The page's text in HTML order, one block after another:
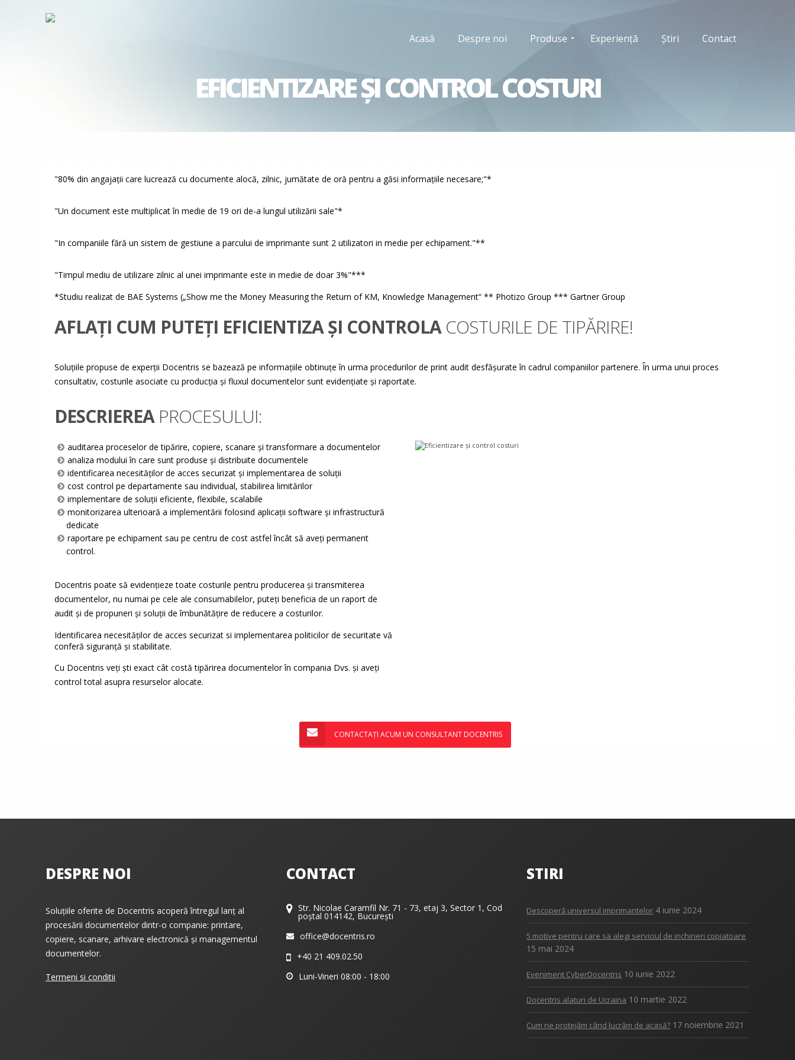
Acasă Despre noi Produse Experiență Știri Contact
EFICIENTIZARE ȘI CONTROL COSTURI
"80% din angajaţii care lucrează cu documente alocă, zilnic, jumătate de oră pentru a găsi informaţiile necesare;"*
"Un document este multiplicat în medie de 19 ori de-a lungul utilizării sale"*
"In companiile fără un sistem de gestiune a parcului de imprimante sunt 2 utilizatori in medie per echipament."**
"Timpul mediu de utilizare zilnic al unei imprimante este in medie de doar 3%"***
*Studiu realizat de BAE Systems („Show me the Money Measuring the Return of KM, Knowledge Management“ ** Photizo Group *** Gartner Group
AFLAȚI CUM PUTEȚI EFICIENTIZA ȘI CONTROLACOSTURILE DE TIPĂRIRE!
Soluțiile propuse de experții Docentris se bazează pe informațiile obtinuțe în urma procedurilor de print audit desfășurate în cadrul companiilor partenere. În urma unui proces
consultativ, costurile asociate cu producția și fluxul documentelor sunt evidențiate și raportate.
DESCRIEREA PROCESULUI:
auditarea proceselor de tipărire, copiere, scanare şi transformare a documentelor
analiza modului în care sunt produse şi distribuite documentele
identificarea necesităţilor de acces securizat și implementarea de soluții
cost control pe departamente sau individual, stabilirea limitărilor
implementare de soluții eficiente, flexibile, scalabile
monitorizarea ulterioară a implementării folosind aplicații software și infrastructură
dedicate
raportare pe echipament sau pe centru de cost astfel încât să aveți permanent
control.
Docentris poate să evidenţieze toate costurile pentru producerea şi transmiterea
documentelor, nu numai pe cele ale consumabilelor, puteți beneficia de un raport de
audit și de propuneri şi soluţii de îmbunătăţire de reducere a costurilor.
Identificarea necesităţilor de acces securizat si implementarea politicilor de securitate vă
conferă siguranță și stabilitate.
Cu Docentris veți ști exact cât costă tipărirea documentelor în compania Dvs. și aveți
control total asupra resurselor alocate.
CONTACTAȚI ACUM UN CONSULTANT DOCENTRIS
DESPRE NOI
Soluțiile oferite de Docentris acoperă întregul lanț al
procesării documentelor dintr-o companie: printare,
copiere, scanare, arhivare electronică și managementul
documentelor.
Termeni si conditii
CONTACT
Str. Nicolae Caramfil Nr. 71 - 73, etaj 3, Sector 1, Cod
poștal 014142, București
office@docentris.ro
+40 21 409.02.50
Luni-Vineri 08:00 - 18:00
STIRI
Descoperă universul imprimantelor 4 iunie 2024
5 motive pentru care sa alegi serviciul de inchirieri copiatoare
15 mai 2024
Eveniment CyberDocentris 10 iunie 2022
Docentris alaturi de Ucraina 10 martie 2022
Cum ne protejăm când lucrăm de acasă? 17 noiembrie 2021